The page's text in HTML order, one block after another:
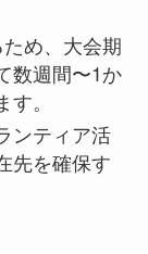
め、大会期
数週間〜1か
。
ンティア活
先を確保す